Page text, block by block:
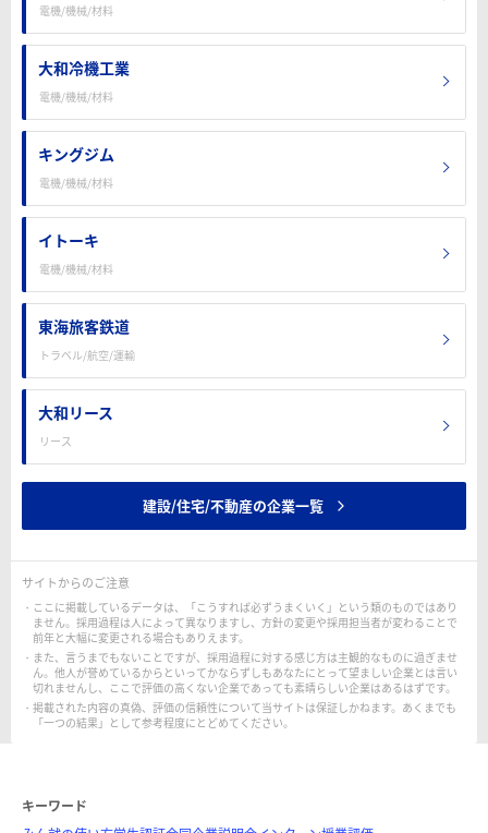
電機/機械/材料
大和冷機工業
電機/機械/材料
キングジム
電機/機械/材料
イトーキ
電機/機械/材料
東海旅客鉄道
トラベル/航空/運輸
大和リース
リース
建設/住宅/不動産の企業一覧
サイトからのご注意
ここに掲載しているデータは、「こうすれば必ずうまくいく」という類のものではあり
ません。採用過程は人によって異なりますし、方針の変更や採用担当者が変わることで
前年と大幅に変更される場合もありえます。
また、言うまでもないことですが、採用過程に対する感じ方は主観的なものに過ぎませ
ん。他人が誉めているからといってかならずしもあなたにとって望ましい企業とは言い
切れませんし、ここで評価の高くない企業であっても素晴らしい企業はあるはずです。
掲載された内容の真偽、評価の信頼性について当サイトは保証しかねます。あくまでも
「一つの結果」として参考程度にとどめてください。
キーワード